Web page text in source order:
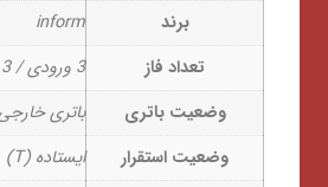
برند
inform
تعداد فاز
3 ورودی / 3 خروجی
وضعیت باتری
باتری
وضعیت استقرار
ایستاده (T)